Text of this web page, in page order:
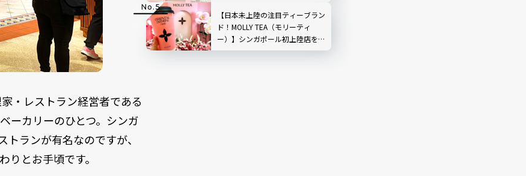
・レストラン経営者である
ーカリーのひとつ。シンガ
ランが有名なのですが、
りとお手頃です。
｜シンガポール2025最新ルポ
【日本未上陸の注目ティーブラン
ド！MOLLY TEA（モリーティ
ー）】シンガポール初上陸店を現
地ルポ！今ティーブランドがアツ